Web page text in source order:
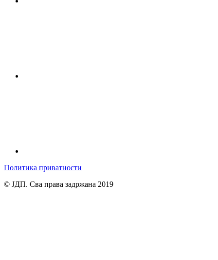
Политика приватности
© ЈДП. Сва права задржана 2019